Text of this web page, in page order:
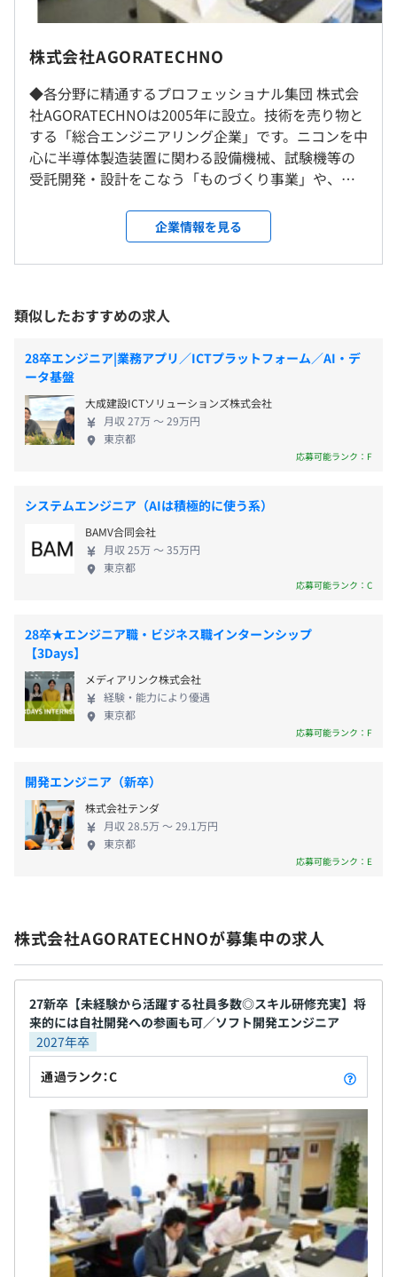
就業場所の変更範囲
＜雇入時＞
本社または顧客先（首都圏）
＜変更範囲＞
本社または顧客先（首都圏）
受動喫煙防止措置に関する事項
9：00〜18：00
休憩時間：1時間
平均残業時間：約20時間／月
・年末年始休暇
・有給休暇（入社半年後に付与）
・住宅手当（月2万円※条件あり）
・通勤手当（会社指定に基づき全額支給）
・時間外手当
社会保険完備（健康保険・厚生年金加入・雇用保険・労災
保険）
無期雇用
前年度の月平均所定外労働時間の実績
20.0時間
株式会社AGORATECHNO
◆各分野に精通するプロフェッショナル集団 株式会
社AGORATECHNOは2005年に設立。技術を売り物と
する「総合エンジニアリング企業」です。ニコンを中
心に半導体製造装置に関わる設備機械、試験機等の
受託開発・設計をこなう「ものづくり事業」や、富
フトや業務システム、Webシステムなどの受託開発
をおこなう「ITソリューション事業」、ニコン・ス
クリーンホールディングスを中心に半導体製造装
ど）や自社製品の組立、調整、設置、改造、改修な
どをおこなう「サービス事業」、上記の3事業を束
ね、戦略コンサルティングから技術コンサルティン
グまで幅広く対応する「経営コンサルティング事
業」、その他「カスタマー事業（機械、装置のリー
ス、レンタル事業）」を手がけています。
「AGORA」は古代ギリシア語で、市民の「集会」
「広場」という意味があります。年齢・経験・性別問
を提供する会社であることを信念としています。機
械・電気・ソフトなどの技術を持つプロ意識の高い
エンジニアと一緒に、ゼロから案件に携われる魅力
的な環境です。お客様のニーズをしっかりと把握し
て、期限内にそれを実現していく達成感・やりがい
業務にあたることができます。研修が充実しており、
最初は先輩とチームで開発を進めていくので、わか
らないことを聞きやすい安心の環境の中、実務未経
験から活躍している社員も多いです。また、平均残業
20h程度でワークライフバランスも充実しています。
チームワークを大切にし、コミュニケーションをと
企業情報を見る
類似したおすすめの求人
28卒エンジニア|業務アプリ／ICTプラットフォーム／AI・デ
ータ基盤
大成建設ICTソリューションズ株式会社
月収 27万 〜 29万円
東京都
応募可能ランク：F
システムエンジニア（AIは積極的に使う系）
BAMV合同会社
月収 25万 〜 35万円
東京都
応募可能ランク：C
28卒★エンジニア職・ビジネス職インターンシップ
【3Days】
メディアリンク株式会社
経験・能力により優遇
東京都
応募可能ランク：F
開発エンジニア（新卒）
株式会社テンダ
月収 28.5万 〜 29.1万円
東京都
応募可能ランク：E
株式会社AGORATECHNOが募集中の求人
27新卒【未経験から活躍する社員多数◎スキル研修充実】将
来的には自社開発への参画も可／ソフト開発エンジニア
2027年卒
通過ランク：C